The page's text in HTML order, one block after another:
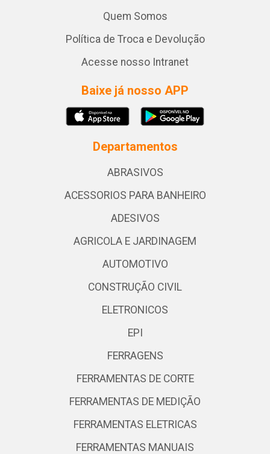
Quem Somos
Política de Troca e Devolução
Acesse nosso Intranet
Baixe já nosso APP
Departamentos
ABRASIVOS
ACESSORIOS PARA BANHEIRO
ADESIVOS
AGRICOLA E JARDINAGEM
AUTOMOTIVO
CONSTRUÇÃO CIVIL
ELETRONICOS
EPI
FERRAGENS
FERRAMENTAS DE CORTE
FERRAMENTAS DE MEDIÇÃO
FERRAMENTAS ELETRICAS
FERRAMENTAS MANUAIS